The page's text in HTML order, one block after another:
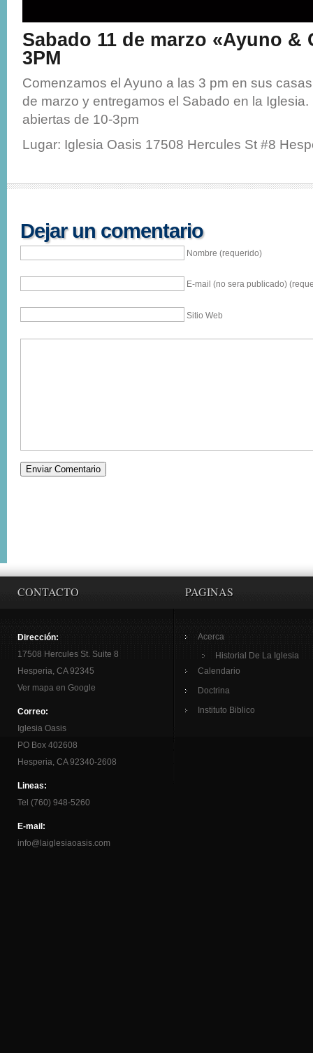
Sabado 11 de marzo «Ayuno &
3PM
Comenzamos el Ayuno a las 3 pm en sus
de marzo y entregamos el Sabado en la
abiertas de 10-3pm
Lugar: Iglesia Oasis 17508 Hercules St #8
Dejar un comentario
Nombre (requerido)
E-mail (no sera publicado)
Sitio Web
CONTACTO
Dirección:
17508 Hercules St. Suite 8
Hesperia, CA 92345
Ver mapa en Google
Correo:
Iglesia Oasis
PO Box 402608
Hesperia, CA 92340-2608
Lineas:
Tel (760) 948-5260
E-mail:
info@laiglesiaoasis.com
PAGINAS
Acerca
Historial De La Iglesia
Calendario
Doctrina
Instituto Biblico